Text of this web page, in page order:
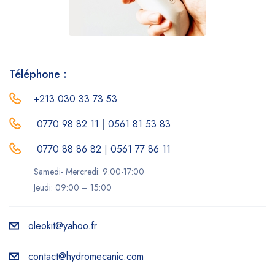
Téléphone :
+213 030 33 73 53
0770 98 82 11 | 0561 81 53 83
0770 88 86 82 | 0561 77 86 11
Samedi- Mercredi: 9:00-17:00
Jeudi: 09:00 – 15:00
oleokit@yahoo.fr
contact@hydromecanic.com